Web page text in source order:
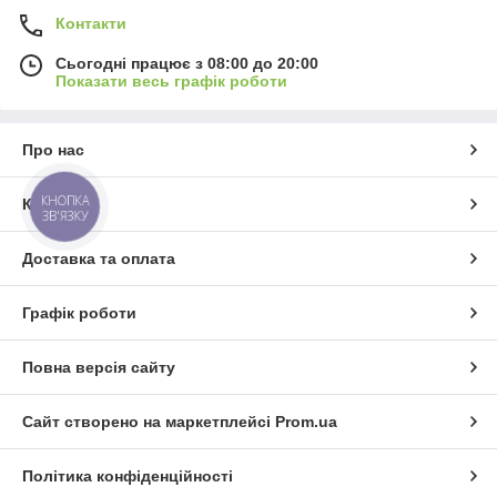
Контакти
Сьогодні працює з 08:00 до 20:00
Показати весь графік роботи
Про нас
Контакти
Доставка та оплата
Графік роботи
Повна версія сайту
Сайт створено на маркетплейсі Prom.ua
Політика конфіденційності
КНОПКА
ЗВ'ЯЗКУ